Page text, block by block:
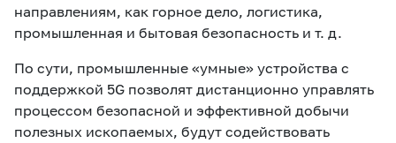
направлениям, как горное дело, логистика,
промышленная и бытовая безопасность и т. д.
По сути, промышленные «умные» устройства с
поддержкой 5G позволят дистанционно управлять
процессом безопасной и эффективной добычи
полезных ископаемых, будут содействовать